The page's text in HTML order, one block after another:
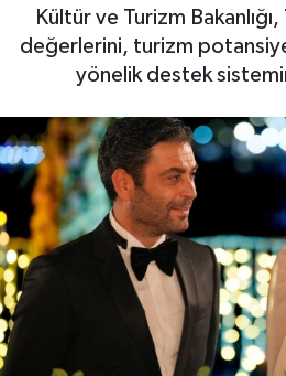
Kültür ve Turizm
değerlerini, turizm
yönelik destek